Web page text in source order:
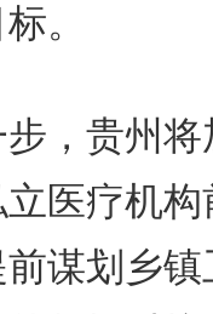
。
贵州将
医疗机
谋划乡